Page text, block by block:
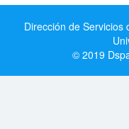
Dirección de Servicios
© 2019